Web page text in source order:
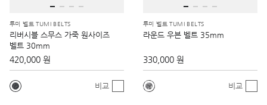
투미 벨트 TUMI BELTS
리버시블 스무스 가죽 원사이즈
벨트 30mm
420,000 원
비교
투미 벨트 TUMI BELTS
라운드 우븐 벨트 35mm
330,000 원
비교